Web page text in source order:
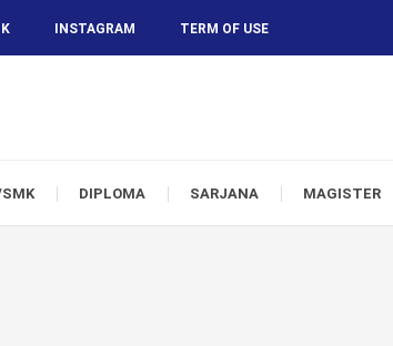
INSTAGRAM TERM OF USE
DIPLOMA SARJANA MAGISTER